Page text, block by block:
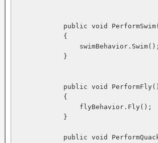
public void
            {
                swimBehavior.Swim();
            }
            public void PerformFly()
            {
                flyBehavior.Fly();
            }
public void